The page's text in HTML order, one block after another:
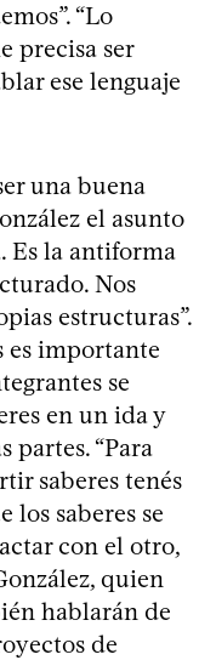
“Lo
precisa ser
ese lenguaje
una buena
el asunto
Es la antiforma
Nos
estructuras”.
es importante
se
en un ida y
partes. “Para
saberes tenés
los saberes se
con el otro,
quien
hablarán de
de